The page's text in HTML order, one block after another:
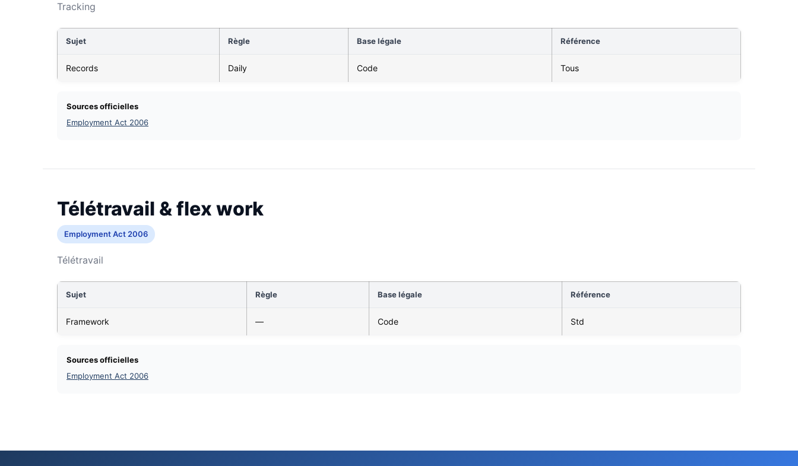
Tracking
Sujet Règle Base légale Référence
Records Daily Code Tous
Sources officielles
Employment Act 2006
Télétravail & flex work
Employment Act 2006
Télétravail
Sujet Règle Base légale Référence
Framework — Code Std
Sources officielles
Employment Act 2006